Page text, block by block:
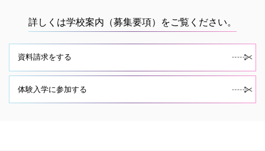
詳しくは学校案内（募集要項）をご覧ください。
資料請求をする
体験入学に参加する